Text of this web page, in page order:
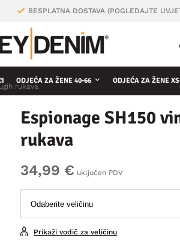
BESPLATNA DOSTAVA (POGLEDAJTE
ODJEĆA ZA ŽENE 40-66 ODJEĆA ZA ŽENE
rukava
Espionage SH150
rukava
34,99 € uključen PDV
Prikaži vodič za veličinu